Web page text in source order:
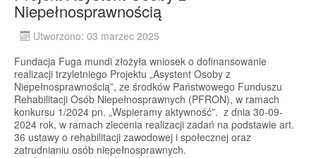
Niepełnosprawnością
Utworzono: 03 marzec 2025
Fundacja Fuga mundi złożyła wniosek o dofinansowanie
realizacji trzyletniego Projektu „Asystent Osoby z
Niepełnosprawnością”, ze środków Państwowego Funduszu
Rehabilitacji Osób Niepełnosprawnych (PFRON), w ramach
konkursu 1/2024 pn. „Wspieramy aktywność”. z dnia 30-09-
2024 rok, w ramach zlecenia realizacji zadań na podstawie art.
36 ustawy o rehabilitacji zawodowej i społecznej oraz
zatrudnianiu osób niepełnosprawnych.